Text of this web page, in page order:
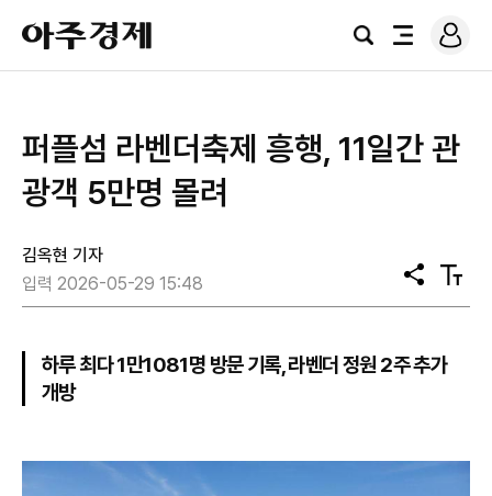
아
주
경
검
전
로
그
퍼플섬 라벤더축제 흥행, 11일간 관
광객 5만명 몰려
김옥현 기자
입력 2026-05-29 15:48
공
유
텍
스
하루 최다 1만1081명 방문 기록, 라벤더 정원 2주 추가
개방